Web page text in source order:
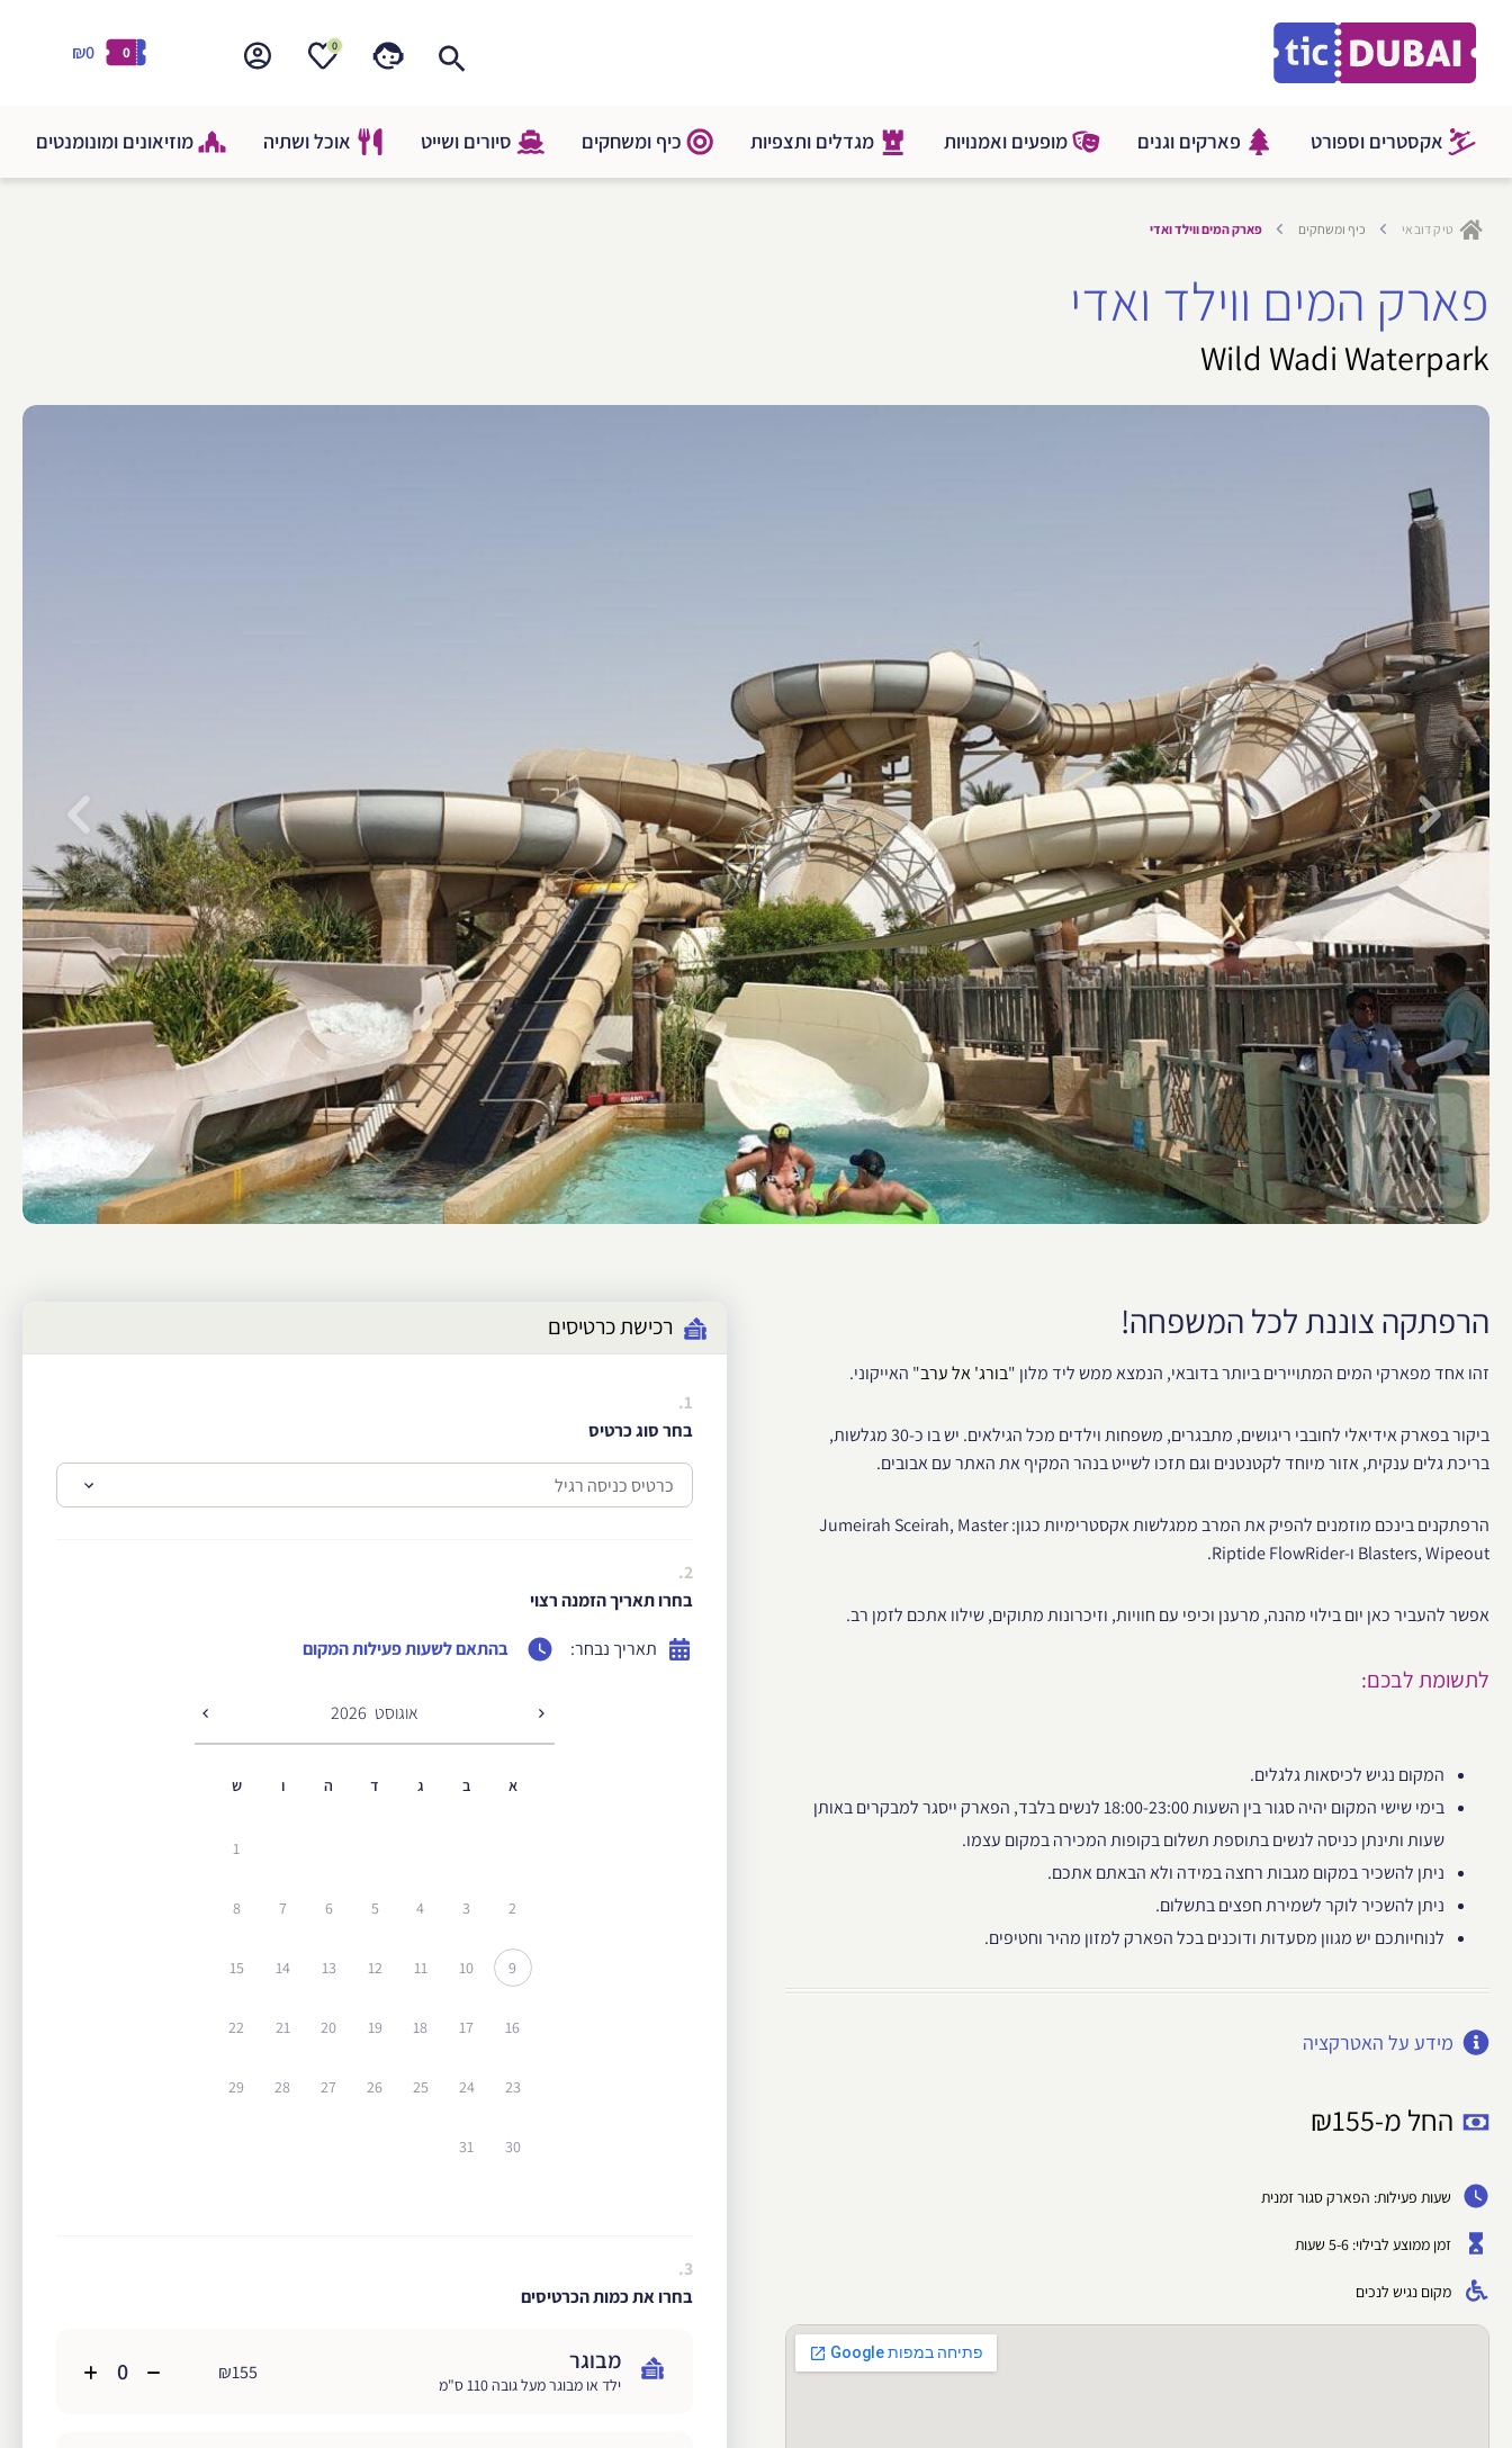
0
0
₪0
אקסטרים וספורט פארקים וגנים מופעים ואמנויות מגדלים ותצפיות כיף ומשחקים סיורים ושייט אוכל ושתיה מוזיאונים ומונומנטים
טיק דובאי כיף ומשחקים פארק המים ווילד ואדי
פארק המים ווילד ואדי
Wild Wadi Waterpark
הרפתקה צוננת לכל המשפחה!
זהו אחד מפארקי המים המתויירים ביותר בדובאי, הנמצא ממש ליד מלון "בורג' אל ערב" האייקוני.
ביקור בפארק אידיאלי לחובבי ריגושים, מתבגרים, משפחות וילדים מכל הגילאים. יש בו כ-30 מגלשות,
בריכת גלים ענקית, אזור מיוחד לקטנטנים וגם תזכו לשייט בנהר המקיף את האתר עם אבובים.
הרפתקנים בינכם מוזמנים להפיק את המרב ממגלשות אקסטרימיות כגון: Jumeirah Sceirah, Master
Blasters, Wipeout ו-Riptide FlowRider.
אפשר להעביר כאן יום בילוי מהנה, מרענן וכיפי עם חוויות, וזיכרונות מתוקים, שילוו אתכם לזמן רב.
לתשומת לבכם:
המקום נגיש לכיסאות גלגלים.
בימי שישי המקום יהיה סגור בין השעות 18:00-23:00 לנשים בלבד, הפארק ייסגר למבקרים באותן
שעות ותינתן כניסה לנשים בתוספת תשלום בקופות המכירה במקום עצמו.
ניתן להשכיר במקום מגבות רחצה במידה ולא הבאתם אתכם.
ניתן להשכיר לוקר לשמירת חפצים בתשלום.
לנוחיותכם יש מגוון מסעדות ודוכנים בכל הפארק למזון מהיר וחטיפים.
מידע על האטרקציה
החל מ- ₪155
שעות פעילות: הפארק סגור זמנית
זמן ממוצע לבילוי: 5-6 שעות
מקום נגיש לנכים
רכישת כרטיסים
1.
בחר סוג כרטיס
2.
בחרו תאריך הזמנה רצוי
תאריך נבחר: בהתאם לשעות פעילות המקום
אוגוסט 2026
א ב ג ד ה ו ש
1
2
3
4
5
6
7
8
9
10
11
12
13
14
15
16
17
18
19
20
21
22
23
24
25
26
27
28
29
30
31
3.
בחרו את כמות הכרטיסים
מבוגר
ילד או מבוגר מעל גובה 110 ס"מ
₪155